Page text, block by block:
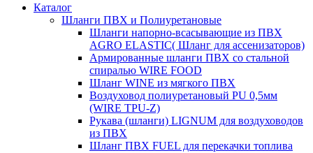
Каталог
Шланги ПВХ и Полиуретановые
Шланги напорно-всасывающие из ПВХ
AGRO ELASTIC( Шланг для ассенизаторов)
Армированные шланги ПВХ со стальной
спиралью WIRE FOOD
Шланг WINE из мягкого ПВХ
Воздуховод полиуретановый PU 0,5мм
(WIRE TPU-Z)
Рукава (шланги) LIGNUM для воздуховодов
из ПВХ
Шланг ПВХ FUEL для перекачки топлива